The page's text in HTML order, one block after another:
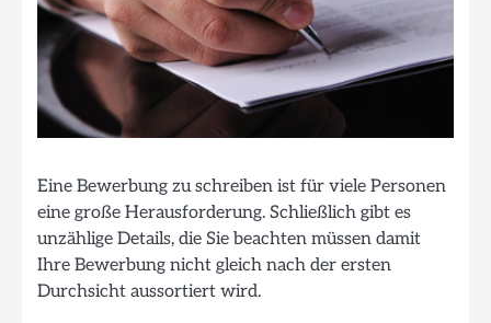
Eine Bewerbung zu schreiben ist für viele Personen
eine große Herausforderung. Schließlich gibt es
unzählige Details, die Sie beachten müssen damit
Ihre Bewerbung nicht gleich nach der ersten
Durchsicht aussortiert wird.